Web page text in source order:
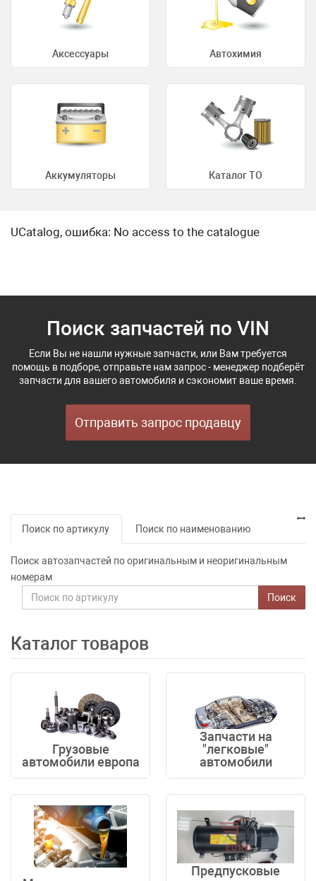
Аксессуары Автохимия
Аккумуляторы Каталог ТО
UCatalog, ошибка: No access to the catalogue
Поиск запчастей по VIN
Если Вы не нашли нужные запчасти, или Вам требуется
помощь в подборе, отправьте нам запрос - менеджер подберёт
запчасти для вашего автомобиля и сэкономит ваше время.
Отправить запрос продавцу
Поиск по артикулу Поиск по наименованию
Поиск автозапчастей по оригинальным и неоригинальным
номерам
Поиск
Каталог товаров
Грузовые
автомобили европа
Запчасти на
"легковые"
автомобили
Предпусковые